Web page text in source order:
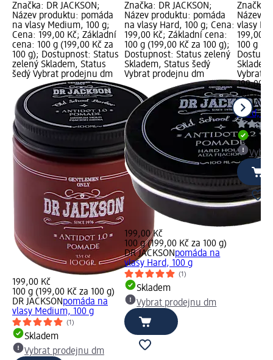
Značka: DR JACKSON;
Název produktu: pomáda
na vlasy Medium, 100 g;
Cena: 199,00 Kč; Základní
cena: 100 g (199,00 Kč za
100 g); Dostupnost: Status
zelený Skladem, Status
šedý Vybrat prodejnu dm
199,00 Kč
100 g (199,00 Kč za 100 g)
DR JACKSONpomáda na
vlasy Medium, 100 g
(1)
Skladem
Vybrat prodejnu dm
Značka: DR JACKSON;
Název produktu: pomáda
na vlasy Hard, 100 g; Cena:
199,00 Kč; Základní cena:
100 g (199,00 Kč za 100 g);
Dostupnost: Status zelený
Skladem, Status šedý
Vybrat prodejnu dm
199,00 Kč
100 g (199,00 Kč za 100 g)
DR JACKSONpomáda na
vlasy Hard, 100 g
(1)
Skladem
Vybrat prodejnu dm
Značka:
Název
vlasy
199,00
100 g
Vybrat
199,00
100 g
DR
Hard,